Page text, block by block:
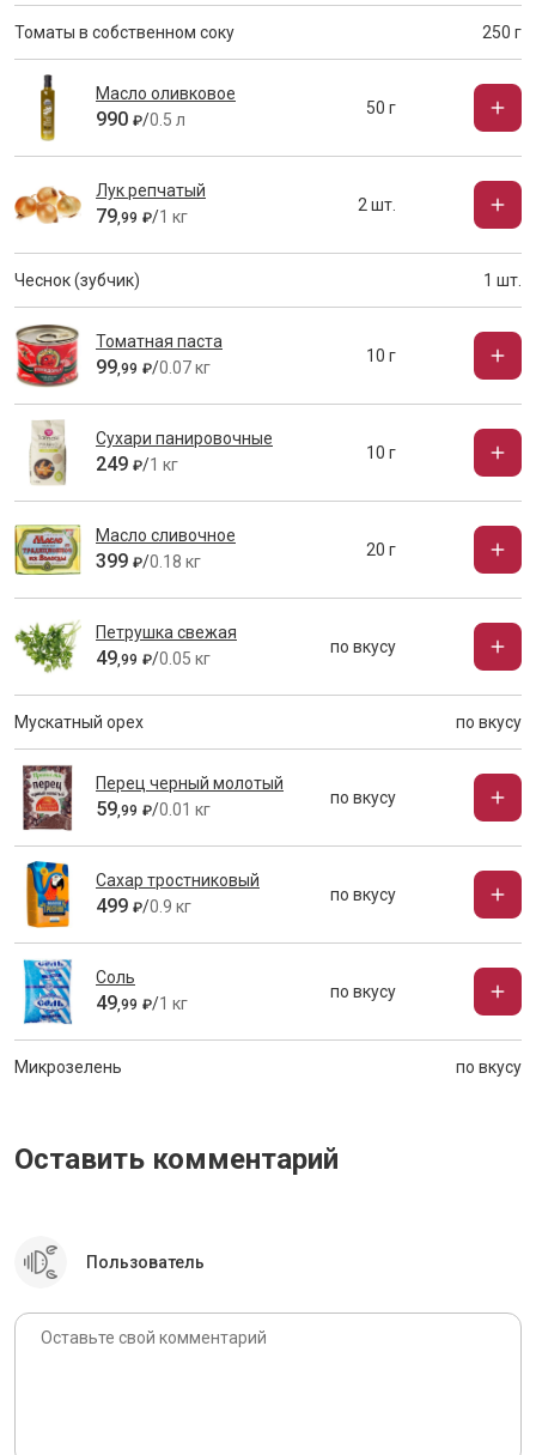
Томаты в собственном соку 250 г
Масло оливковое
990 ₽/0.5 л
50 г
Лук репчатый
79,99 ₽/1 кг
2 шт.
Чеснок (зубчик) 1 шт.
Томатная паста
99,99 ₽/0.07 кг
10 г
Сухари панировочные
249 ₽/1 кг
10 г
Масло сливочное
399 ₽/0.18 кг
20 г
Петрушка свежая
49,99 ₽/0.05 кг
по вкусу
Мускатный орех по вкусу
Перец черный молотый
59,99 ₽/0.01 кг
по вкусу
Сахар тростниковый
499 ₽/0.9 кг
по вкусу
Соль
49,99 ₽/1 кг
по вкусу
Микрозелень по вкусу
Оставить комментарий
Пользователь